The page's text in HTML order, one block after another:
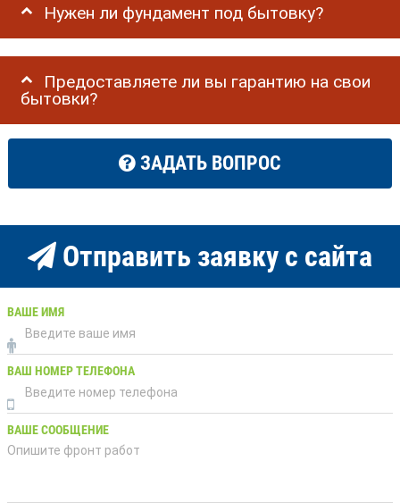
Нужен ли фундамент под бытовку?
Предоставляете ли вы гарантию на свои
бытовки?
ЗАДАТЬ ВОПРОС
Отправить заявку с сайта
ВАШЕ ИМЯ
ВАШ НОМЕР ТЕЛЕФОНА
ВАШЕ СООБЩЕНИЕ